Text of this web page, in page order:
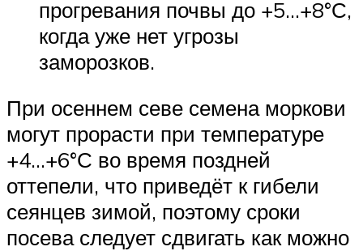
прогревания почвы до +5…+8°С,
когда уже нет угрозы
заморозков.
При осеннем севе семена моркови
могут прорасти при температуре
+4…+6°С во время поздней
оттепели, что приведёт к гибели
сеянцев зимой, поэтому сроки
посева следует сдвигать как можно